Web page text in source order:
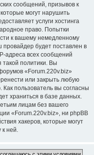
сообщений, призывов к
могут нарушить
услуги хостинга
право. Попытки
к вашему немедленному
будет поставлен в
адреса всех сообщений
политики. Вы
«Forum.220v.biz»
или закрыть любую
пользователь вы согласны
храниться в базе данных.
лицам без вашего
«Forum.220v.biz», ни phpBB
хакеров, которые могут
к ней.